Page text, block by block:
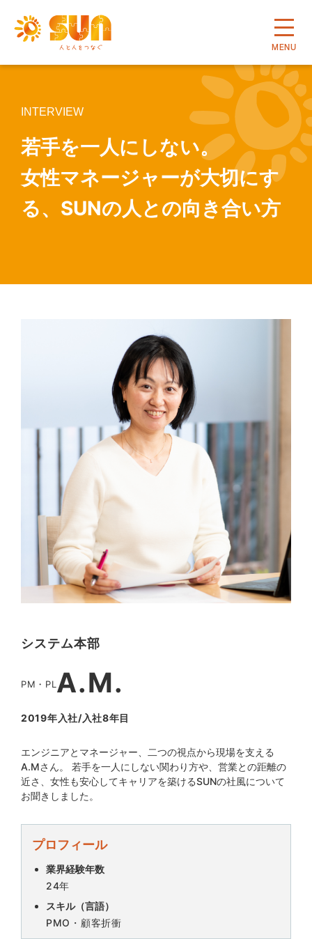
MENU
INTERVIEW
若手を一人にしない。
女性マネージャーが大切にす
る、SUNの人との向き合い方
システム本部
PM・PL A.M.
2019年入社/入社8年目
エンジニアとマネージャー、二つの視点から現場を支える
A.Mさん。 若手を一人にしない関わり方や、営業との距離の
近さ、女性も安心してキャリアを築けるSUNの社風について
お聞きしました。
プロフィール
業界経験年数
24年
スキル（言語）
PMO・顧客折衝